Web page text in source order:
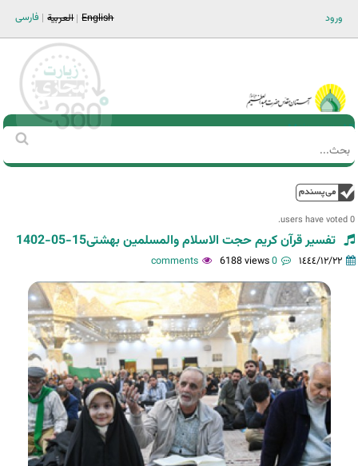
ورود فارسی العربية English
Main men-AR
استمارة
‏
0 users have voted.
تفسیر قرآن کریم حجت الاسلام والمسلمین بهشتی15-05-1402
١٤٤٤/١٢/٢٢ 0 comments
6188 views